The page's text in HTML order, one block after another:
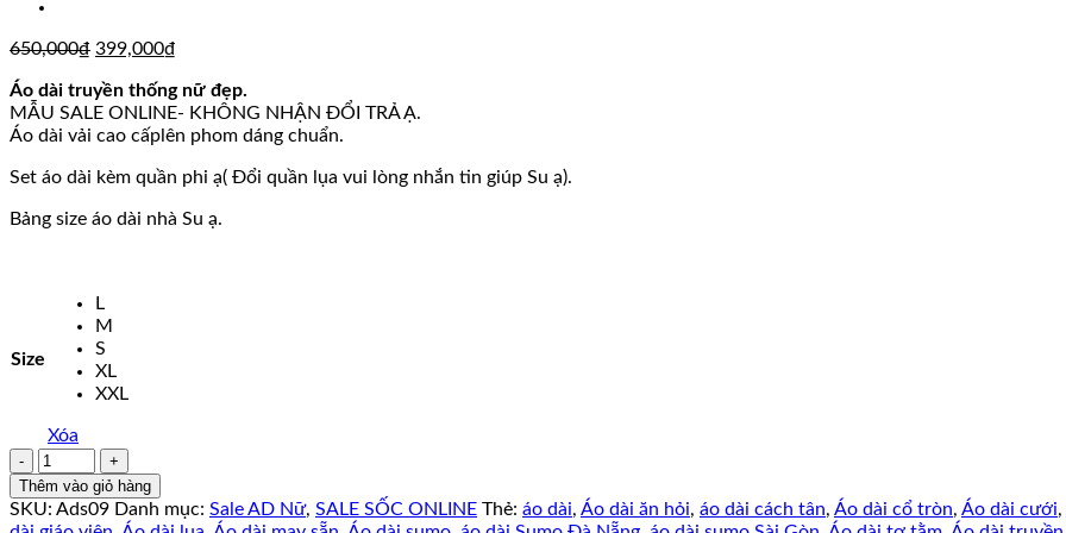
650,000₫ Giá
là:
650,000₫.
399,000₫
tại
là:
399,000₫.
Áo dài truyền thống nữ đẹp.
MẪU SALE ONLINE- KHÔNG NHẬN ĐỔI TRẢ Ạ.
Áo dài vải cao cấplên phom dáng chuẩn.
Set áo dài kèm quần phi ạ( Đổi quần lụa vui lòng nhắn tin giúp Su ạ).
Bảng size áo dài nhà Su ạ.
Size
L
M
S
XL
XXL
Xóa
Áo
dài
SALE
ONLINE
Thêm vào giỏ hàng
SKU: Ads09 Danh mục: Sale AD Nữ, SALE SỐC ONLINE Thẻ: áo dài, Áo dài ăn hỏi, áo dài cách tân, Áo dài cổ tròn, Áo dài cưới,